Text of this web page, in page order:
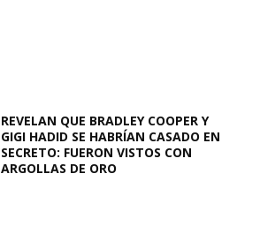
REVELAN QUE BRADLEY COOPER Y
GIGI HADID SE HABRÍAN CASADO EN
SECRETO: FUERON VISTOS CON
ARGOLLAS DE ORO